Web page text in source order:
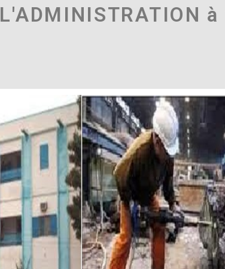
L'ADMINISTRATION à